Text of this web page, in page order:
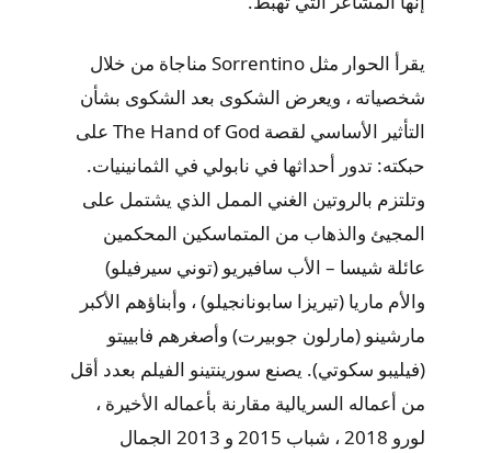
يقرأ الحوار مثل Sorrentino مناجاة من خلال
شخصياته ، ويعرض الشكوى بعد الشكوى بشأن
التأثير الأساسي لقصة The Hand of God على
حبكته: تدور أحداثها في نابولي في الثمانينيات.
وتلتزم بالروتين الغني الممل الذي يشتمل على
المجيئ والذهاب من المتماسكين المحكمين
عائلة شيسا – الأب سافيريو (توني سيرفيلو)
والأم ماريا (تيريزا سابونانجيلو) ، وأبناؤهم الأكبر
مارشينو (مارلون جوبيرت) وأصغرهم فابييتو
(فيليبو سكوتي). يصنع سورينتينو الفيلم بعدد أقل
من أعماله السريالية مقارنة بأعماله الأخيرة ،
لورو 2018 ، شباب 2015 و 2013 الجمال